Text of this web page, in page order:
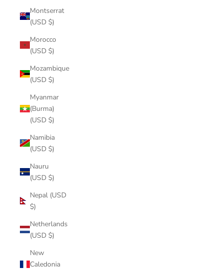
Montserrat
(USD $)
Morocco
(USD $)
Mozambique
(USD $)
Myanmar
(Burma)
(USD $)
Namibia
(USD $)
Nauru
(USD $)
Nepal (USD
$)
Netherlands
(USD $)
New
Caledonia